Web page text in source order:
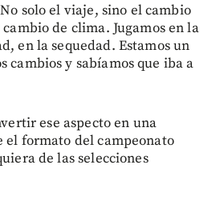
solo el viaje, sino el cambio
de clima. Jugamos en la
en la sequedad. Estamos un
cambios y sabíamos que iba a
ese aspecto en una
el formato del campeonato
de las selecciones